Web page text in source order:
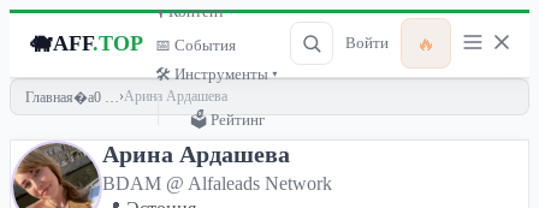
🐗AFF.TOP
🎙 Контент ▾
📅 События
🛠 Инструменты ▾
🗳 Рейтинг
Войти 🔥
Главная ›Арина Ардашева
Арина Ардашева
BDAM @ Alfaleads Network